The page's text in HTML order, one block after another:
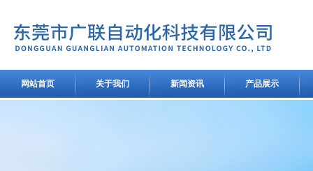
网站首页 关于我们 新闻资讯 产品展示